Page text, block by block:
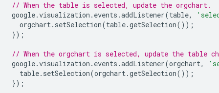
// When the table is selected, update the orgchart.
google.visualization . events .addListener(table,
orgchart. setSelection(table.getSelection());
});
// When the orgchart is selected, update the table
google.visualization . events .addListener(orgchart,
table. setSelection(orgchart.getSelection());
});